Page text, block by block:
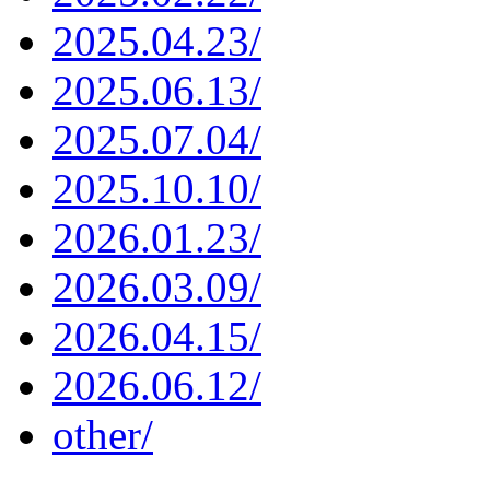
2025.04.23/
2025.06.13/
2025.07.04/
2025.10.10/
2026.01.23/
2026.03.09/
2026.04.15/
2026.06.12/
other/